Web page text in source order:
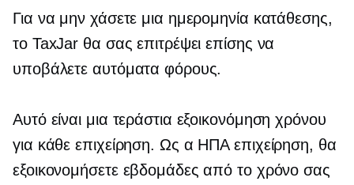
Για να μην χάσετε μια ημερομηνία κατάθεσης,
το TaxJar θα σας επιτρέψει επίσης να
υποβάλετε αυτόματα φόρους.
Αυτό είναι μια τεράστια εξοικονόμηση χρόνου
για κάθε επιχείρηση. Ως α ΗΠΑεπιχείρηση, θα
εξοικονομήσετε εβδομάδες από το χρόνο σας